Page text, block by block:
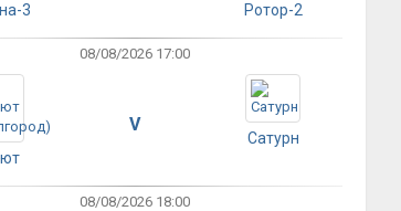
3 Ротор-2
08/08/2026 17:00
V
Сатурн
08/08/2026 18:00